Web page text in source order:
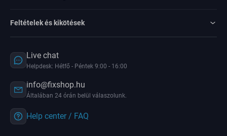
Feltételek és kikötések
Live chat
Helpdesk: Hétfő - Péntek 9:00 - 16:00
info@fixshop.hu
Általában 24 órán belül válaszolunk.
Help center / FAQ